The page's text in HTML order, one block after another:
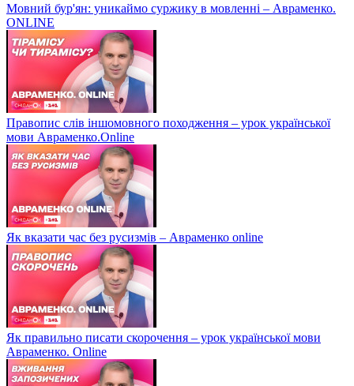
Мовний бур'ян: уникаймо суржику в мовленні – Авраменко.
ONLINE
Правопис слів іншомовного походження – урок української
мови Авраменко.Online
Як вказати час без русизмів – Авраменко online
Як правильно писати скорочення – урок української мови
Авраменко. Online